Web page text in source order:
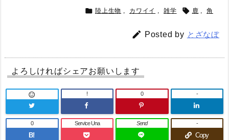
 陸上生物 , カワイイ , 雑学  鹿 , 角
 Posted by とざなぼ
よろしければシェアお願いします
 ! 0 -
B!
0 Service Una Send
Copy
-